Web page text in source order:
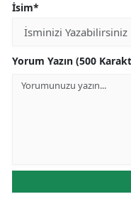
İsim*
Yorum Yazın (500